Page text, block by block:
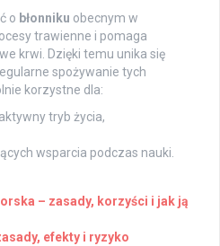
o błonniku obecnym w
trawienne i pomaga
krwi. Dzięki temu unika się
spożywanie tych
korzystne dla:
tryb życia,
wsparcia podczas nauki.
– zasady, korzyści i jak ją
efekty i ryzyko